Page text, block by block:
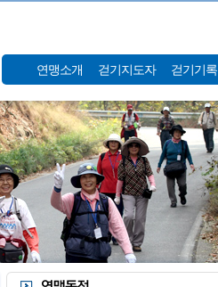
연맹소개 걷기지도자 걷기기